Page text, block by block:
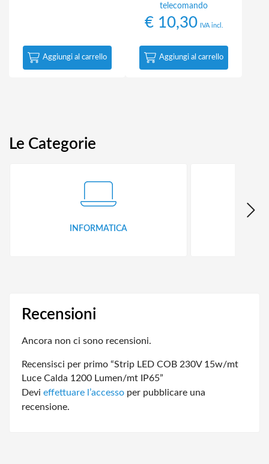
Aggiungi al carrello
telecomando
€10,30 IVA incl.
Aggiungi al carrello
Le Categorie
INFORMATICA
Recensioni
Ancora non ci sono recensioni.
Recensisci per primo “Strip LED COB 230V 15w/mt
Luce Calda 1200 Lumen/mt IP65”
Devi effettuare l’accesso per pubblicare una
recensione.